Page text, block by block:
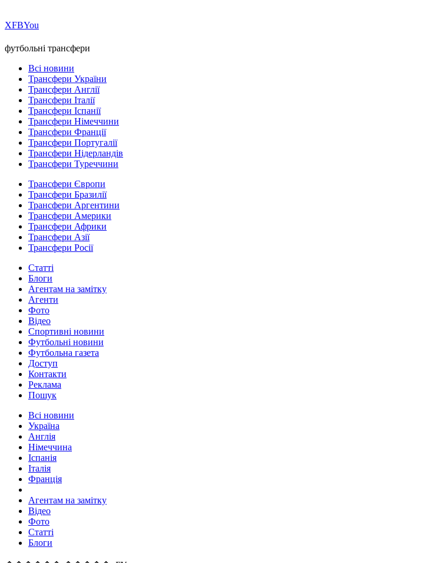
ХFBYou
футбольні трансфери
Всі новини
Трансфери України
Трансфери Англії
Трансфери Італії
Трансфери Іспанії
Трансфери Німеччини
Трансфери Франції
Трансфери Португалії
Трансфери Нідерландів
Трансфери Туреччини
Трансфери Європи
Трансфери Бразилії
Трансфери Аргентини
Трансфери Америки
Трансфери Африки
Трансфери Азії
Трансфери Росії
Статті
Блоги
Агентам на замітку
Агенти
Фото
Відео
Спортивні новини
Футбольні новини
Футбольна газета
Доступ
Контакти
Реклама
Пошук
Всі новини
Україна
Англія
Німеччина
Іспанія
Італія
Франція
Агентам на замітку
Відео
Фото
Статті
Блоги